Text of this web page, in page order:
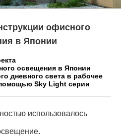
офисного
в Японии
освещения в Японии
дневного света в рабочее
Sky Light серии
использовалось